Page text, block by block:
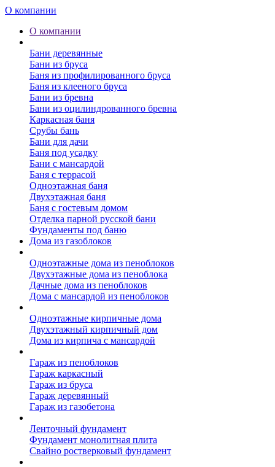
О компании
О компании
Бани деревянные
Бани из бруса
Баня из профилированного бруса
Баня из клееного бруса
Бани из бревна
Бани из оцилиндрованного бревна
Каркасная баня
Срубы бань
Бани для дачи
Баня под усадку
Бани с мансардой
Баня с террасой
Одноэтажная баня
Двухэтажная баня
Баня с гостевым домом
Отделка парной русской бани
Фундаменты под баню
Дома из газоблоков
Одноэтажные дома из пеноблоков
Двухэтажные дома из пеноблока
Дачные дома из пеноблоков
Дома с мансардой из пеноблоков
Одноэтажные кирпичные дома
Двухэтажный кирпичный дом
Дома из кирпича с мансардой
Гараж из пеноблоков
Гараж каркасный
Гараж из бруса
Гараж деревянный
Гараж из газобетона
Ленточный фундамент
Фундамент монолитная плита
Свайно ростверковый фундамент